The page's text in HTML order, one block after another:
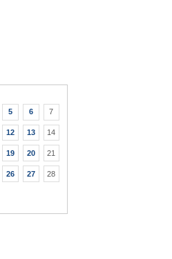
5 6 7
12 13 14
19 20 21
26 27 28